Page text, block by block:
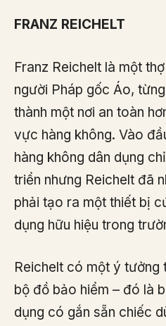
FRANZ REICHELT
Franz Reichelt là một
người Pháp gốc Áo,
thành một nơi an toàn
vực hàng không. Vào
hàng không dân dụng
triển nhưng Reichelt đã
phải tạo ra một thiết bị
dụng hữu hiệu trong
Reichelt có một ý
bộ đồ bảo hiểm – đó là
dụng có gắn sẵn chiếc